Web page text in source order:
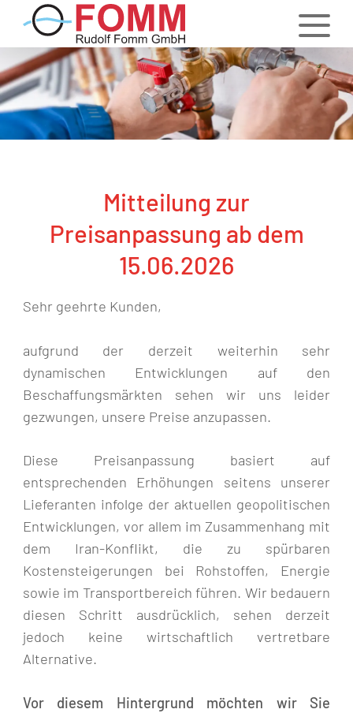
Mitteilung zur
Preisanpassung ab dem
15.06.2026
Sehr geehrte Kunden,
aufgrund der derzeit weiterhin sehr
dynamischen Entwicklungen auf den
Beschaffungsmärkten sehen wir uns leider
gezwungen, unsere Preise anzupassen.
Diese Preisanpassung basiert auf
entsprechenden Erhöhungen seitens unserer
Lieferanten infolge der aktuellen geopolitischen
Entwicklungen, vor allem im Zusammenhang mit
dem Iran-Konflikt, die zu spürbaren
Kostensteigerungen bei Rohstoffen, Energie
sowie im Transportbereich führen. Wir bedauern
diesen Schritt ausdrücklich, sehen derzeit
jedoch keine wirtschaftlich vertretbare
Alternative.
Vor diesem Hintergrund möchten wir Sie